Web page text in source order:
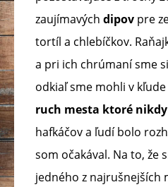
zaujímavých dipov pre
tortíl a chlebíčkov.
a pri ich chrúmaní sme
odkiaľ sme mohli v
ruch mesta ktoré
hafkáčov a ľudí bolo
som očakával. Na to, že
jedného z najrušnejších